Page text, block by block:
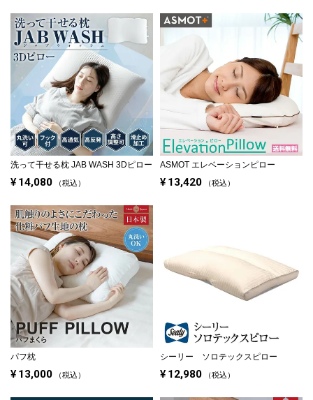
洗って干せる枕 JAB WASH 3Dピロー
¥ 14,080 税込
ASMOT エレベーションピロー
¥ 13,420 税込
パフ枕
¥ 13,000 税込
シーリー ソロテックスピロー
¥ 12,980 税込